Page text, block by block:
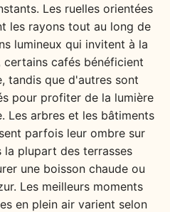
Les ruelles orientées
les rayons tout au long de
lumineux qui invitent à la
cafés bénéficient
tandis que d'autres sont
pour profiter de la lumière
Les arbres et les bâtiments
parfois leur ombre sur
plupart des terrasses
une boisson chaude ou
Les meilleurs moments
en plein air varient selon